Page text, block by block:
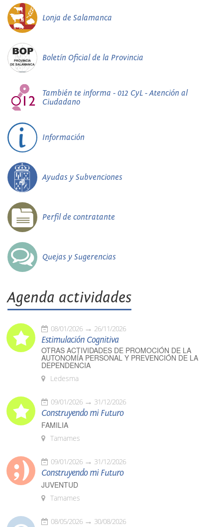
Lonja de Salamanca
Boletín Oficial de la Provincia
También te informa - 012 CyL - Atención al
Ciudadano
Información
Ayudas y Subvenciones
Perfil de contratante
Quejas y Sugerencias
Agenda actividades
08/01/2026 26/11/2026
Estimulación Cognitiva
OTRAS ACTIVIDADES DE PROMOCIÓN DE LA
AUTONOMÍA PERSONAL Y PREVENCIÓN DE LA
DEPENDENCIA
Ledesma
09/01/2026 31/12/2026
Construyendo mi Futuro
FAMILIA
Tamames
09/01/2026 31/12/2026
Construyendo mi Futuro
JUVENTUD
Tamames
08/05/2026 30/08/2026